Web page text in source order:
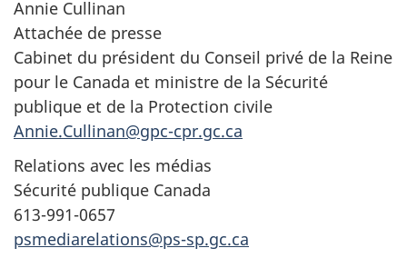
Annie Cullinan
Attachée de presse
Cabinet du président du Conseil privé de la Reine
pour le Canada et ministre de la Sécurité
publique et de la Protection civile
Annie.Cullinan@gpc-cpr.gc.ca
Relations avec les médias
Sécurité publique Canada
613-991-0657
psmediarelations@ps-sp.gc.ca